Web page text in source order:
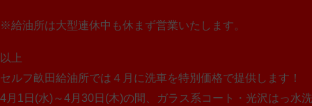
※給油所は大型連休中も休まず営業いたします。
以上
セルフ畝田給油所では４月に洗車を特別価格で提供します！
4月1日(水)～4月30日(木)の間、ガラス系コート・光沢はっ水